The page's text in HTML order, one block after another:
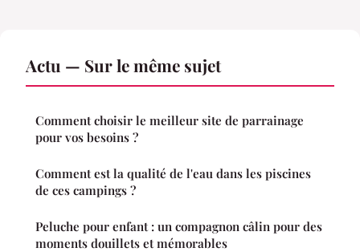
Actu — Sur le même sujet
Comment choisir le meilleur site de parrainage
pour vos besoins ?
Comment est la qualité de l'eau dans les piscines
de ces campings ?
Peluche pour enfant : un compagnon câlin pour des
moments douillets et mémorables